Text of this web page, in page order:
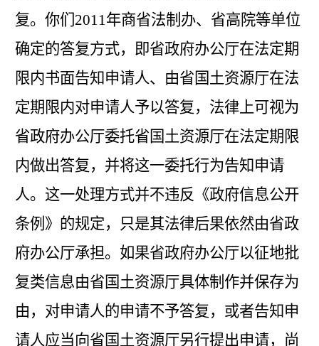
复。你们 2011年商省法制办、省高院等单位
确定的答复方式，即省政府办公厅在法定期
限内书面告知申请人、由省国土资源厅在法
定期限内对申请人予以答复，法律上可视为
省政府办公厅委托省国土资源厅在法定期限
内做出答复，并将这一委托行为告知申请
人。这一处理方式并不违反《政府信息公开
条例》的规定，只是其法律后果依然由省政
府办公厅承担。如果省政府办公厅以征地批
复类信息由省国土资源厅具体制作并保存为
由，对申请人的申请不予答复，或者告知申
请人应当向省国土资源厅另行提出申请，尚